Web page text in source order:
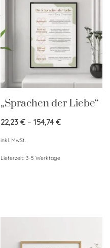
„Sprachen der Liebe“
22,23€ –154,74€
inkl. MwSt.
Lieferzeit:3-5 Werktage